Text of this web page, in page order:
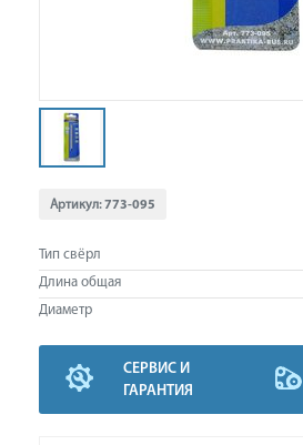
Артикул:773-095
Тип свёрл
Длина общая
Диаметр
СЕРВИС И
ГАРАНТИЯ